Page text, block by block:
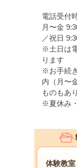
電話受付
月〜金
／祝日
※土日は
ります
※お手続
内（月〜
ものもあ
※夏休み
体験教室